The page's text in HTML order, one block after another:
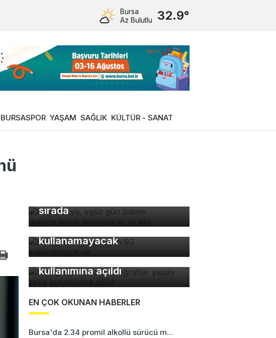
Bursa
Az Bulutlu
32.9°
BURSASPOR YAŞAM SAĞLIK KÜLTÜR - SANAT
sırada
Bu ayarları yapmayan 5G
kullanamayacak
Instagram'da bazı
fotoğraflar yapay zeka
kullanımına açıldı
EN ÇOK OKUNAN HABERLER
Bursa'da 2.34 promil alkollü sürücü m...